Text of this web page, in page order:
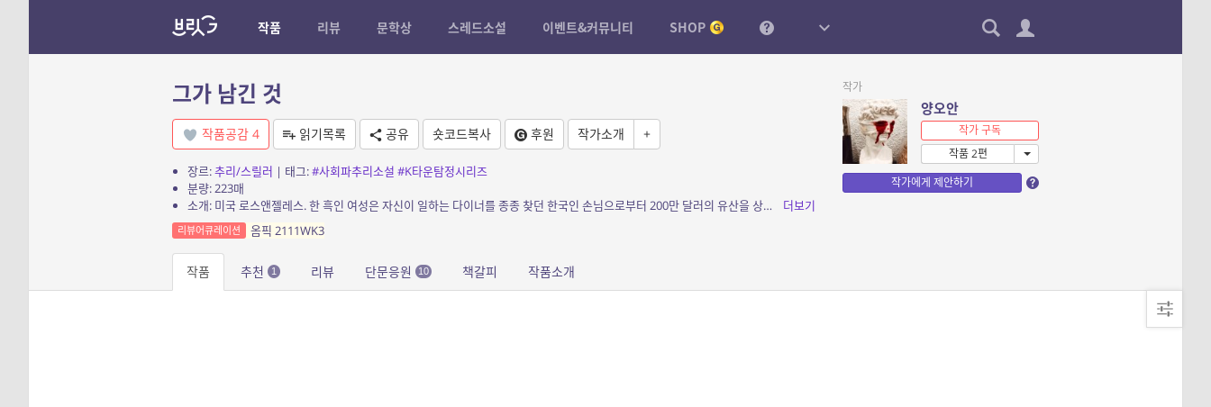
작품 리뷰 문학상 스레드소설 이벤트&커뮤니티 SHOP
그가 남긴 것
작품공감 4 읽기목록 공유 숏코드복사 후원 작가소개 +
장르:추리/스릴러 | 태그:#사회파추리소설 #K타운탐정시리즈
분량: 223매
소개: 미국 로스앤젤레스. 한 흑인 여성은 자신이 일하는 다이너를 종종 찾던 한국인 손님으로부터 200만 달러의 유산을 상속 받는다. 잘 알지도 못했던, 손님 이상의 관계가 아니었던 그가...
더보기
리뷰어큐레이션 옴픽 2111WK3
작가
양오안
작가 구독
작품 2편
작가에게 제안하기
작품 추천 1 리뷰 단문응원 10 책갈피 작품소개